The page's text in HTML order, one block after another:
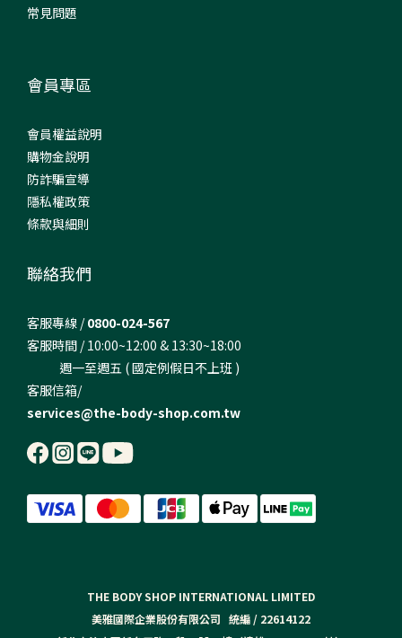
常見問題
會員專區
會員權益說明
購物金說明
防詐騙宣導
隱私權政策
條款與細則
聯絡我們
客服專線 /0800-024-567
客服時間 / 10:00~12:00 & 13:30~18:00
週一至週五 ( 國定例假日不上班 )
客服信箱/
services@the-body-shop.com.tw
THE BODY SHOP INTERNATIONAL LIMITED
美雅國際企業股份有限公司 統編 / 22614122